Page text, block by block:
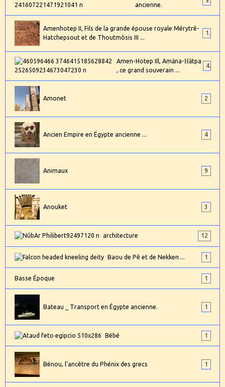
ancienne.
Amenhotep II, Fils de la grande épouse royale Mérytrê-
Hatchepsout et de Thoutmôsis III ...
1
Amen-Hotep IIl, Amāna-Ḥātpa
, ce grand souverain ...
4
Amonet 2
Ancien Empire en Égypte ancienne ... 4
Animaux 9
Anouket 3
architecture 12
Baou de Pê et de Nekken ... 1
Basse Époque 1
Bateau _ Transport en Égypte ancienne. 1
Bébé 1
Bénou, l'ancêtre du Phénix des grecs 1